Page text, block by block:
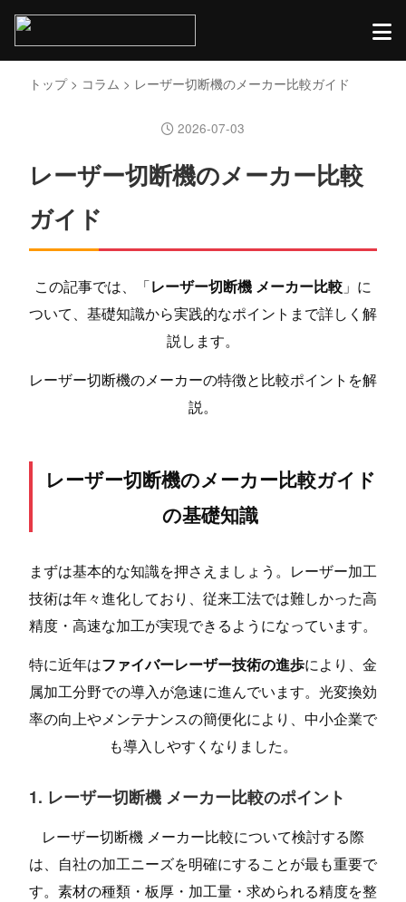
トップ> コラム > レーザー切断機のメーカー比較ガイド
2026-07-03
レーザー切断機のメーカー比較
ガイド
この記事では、「レーザー切断機 メーカー比較 」に
ついて、基礎知識から実践的なポイントまで詳しく解
説します。
レーザー切断機のメーカーの特徴と比較ポイントを解
説。
レーザー切断機のメーカー比較ガイド
の基礎知識
まずは基本的な知識を押さえましょう。レーザー加工
技術は年々進化しており、従来工法では難しかった高
精度・高速な加工が実現できるようになっています。
特に近年はファイバーレーザー技術の進歩により、金
属加工分野での導入が急速に進んでいます。光変換効
率の向上やメンテナンスの簡便化により、中小企業で
も導入しやすくなりました。
1. レーザー切断機 メーカー比較のポイント
レーザー切断機 メーカー比較について検討する際
は、自社の加工ニーズを明確にすることが最も重要で
す。素材の種類・板厚・加工量・求められる精度を整